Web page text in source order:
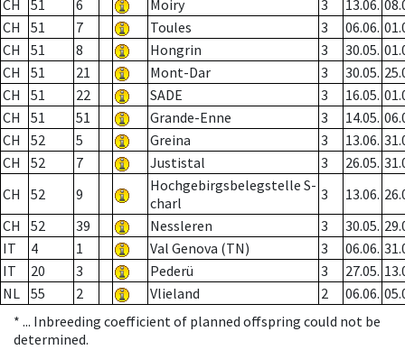
CH 51 6 Moiry 3 13.06.
CH
51 7 Toules 3 06.06.
CH
51 8 Hongrin 3 30.05.
CH
51 21 Mont-Dar 3 30.05.
CH
51 22 SADE 3 16.05.
CH
51 51 Grande-Enne 3 14.05.
CH
52 5 Greina 3 13.06.
CH
52 7 Justistal 3 26.05.
CH
52 9
Hochgebirgsbelegstelle S-
charl
3 13.06.
CH
52 39 Nessleren 3 30.05.
IT
4 1 Val Genova (TN) 3 06.06.
IT
20 3 Pederü 3 27.05.
NL 55 2 Vlieland 2 06.06.
* ... Inbreeding coefficient of planned offspring could not be
determined.